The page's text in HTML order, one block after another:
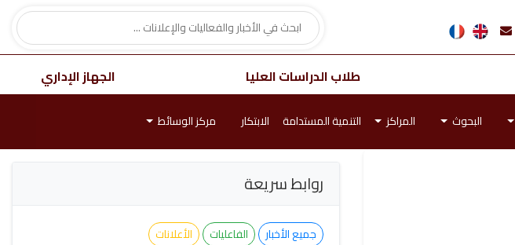
طلاب الدراسات العليا الجهاز الإداري
البحوث المراكز التنمية المستدامة الابتكار مركز الوسائط
روابط سريعة
جميع الأخبار الفاعليات الأعلانات